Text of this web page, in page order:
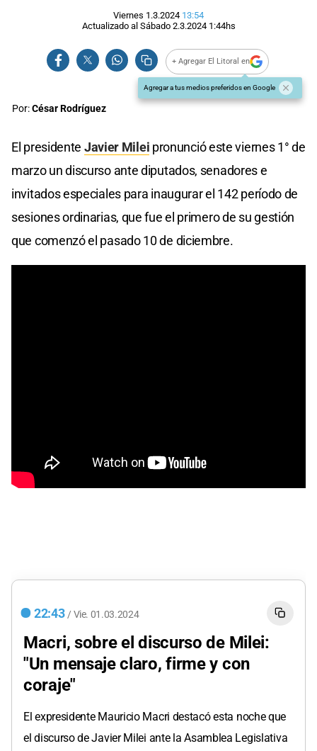
Viernes 1.3.2024 13:54
Actualizado al Sábado 2.3.2024 1:44hs
+ Agregar El Litoral en
Agregar a tus medios preferidos en Google
Por:César Rodríguez
El presidente Javier Milei pronunció este viernes 1° de
marzo un discurso ante diputados, senadores e
invitados especiales para inaugurar el 142 período de
sesiones ordinarias, que fue el primero de su gestión
que comenzó el pasado 10 de diciembre.
22:43 / Vie. 01.03.2024
Macri, sobre el discurso de Milei:
"Un mensaje claro, firme y con
coraje"
El expresidente Mauricio Macri destacó esta noche que
el discurso de Javier Milei ante la Asamblea Legislativa